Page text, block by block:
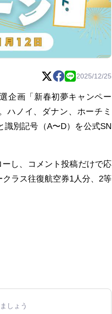
2025/12/25
企画「新春初夢キャンペー
ハノイ、ダナン、ホーチミ
識別記号（A〜D）を公式SN
し、コメント投稿だけで応
ラス往復航空券1人分、2等
しょう